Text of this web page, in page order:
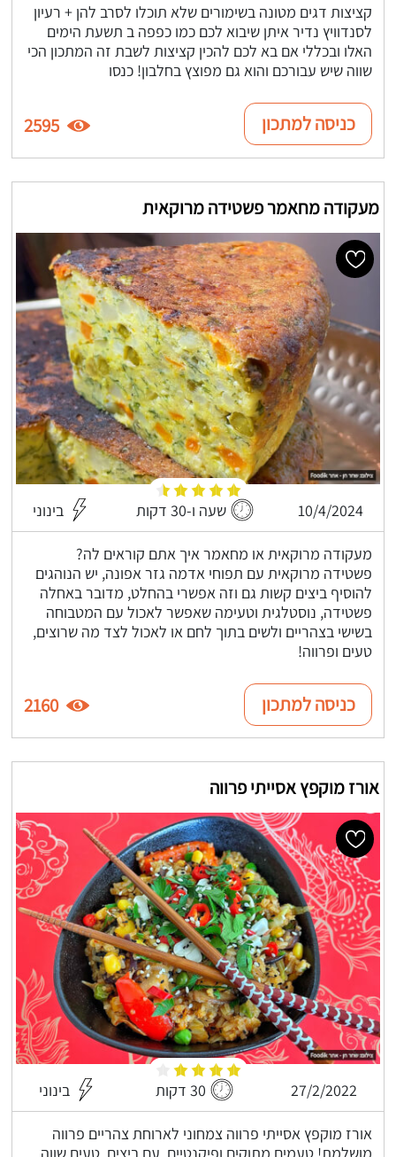
קציצות דגים מטונה בשימורים שלא תוכלו לסרב להן + רעיון
לסנדוויץ נדיר איתן שיבוא לכם כמו כפפה ב תשעת הימים
האלו ובכללי אם בא לכם להכין קציצות לשבת זה המתכון הכי
שווה שיש עבורכם והוא גם מפוצץ בחלבון! כנסו
כניסה למתכון 2595
מעקודה מחאמר פשטידה מרוקאית
10/4/2024 שעה ו-30 דקות בינוני
מעקודה מרוקאית או מחאמר איך אתם קוראים לה?
פשטידה מרוקאית עם תפוחי אדמה גזר אפונה, יש הנוהגים
להוסיף ביצים קשות גם וזה אפשרי בהחלט, מדובר באחלה
פשטידה, נוסטלגית וטעימה שאפשר לאכול עם המטבוחה
בשישי בצהריים ולשים בתוך לחם או לאכול לצד מה שרוצים,
טעים ופרווה!
כניסה למתכון 2160
אורז מוקפץ אסייתי פרווה
27/2/2022 30 דקות בינוני
אורז מוקפץ אסייתי פרווה צמחוני לארוחת צהריים פרווה
מושלמת! טעמים מתוקים ופיקנטיים, עם ביצים, טעים שווה